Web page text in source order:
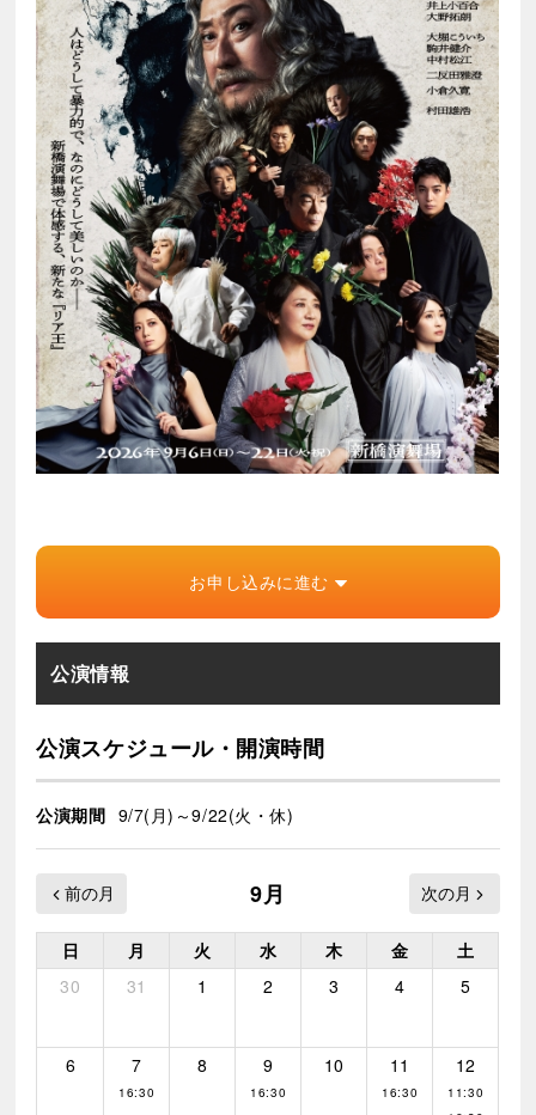
お申し込みに進む
公演情報
公演スケジュール・開演時間
公演期間 9/7(月)～9/22(火・休)
9月
日 月 火 水 木 金
土
30
31 1 2 3 4 5
6 7
16:30
8 9
16:30
10 11
16:30
12
11:30